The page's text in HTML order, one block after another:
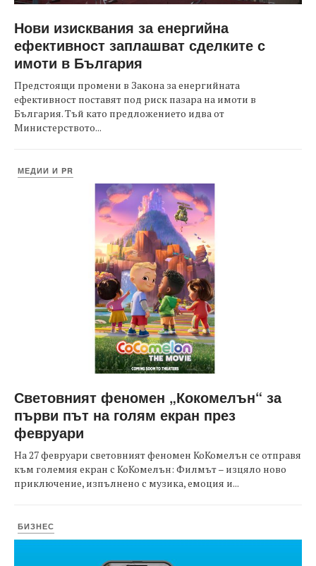
Нови изисквания за енергийна
ефективност заплашват сделките с
имоти в България
Предстоящи промени в Закона за енергийната
ефективност поставят под риск пазара на имоти в
България. Тъй като предложението идва от
Министерството...
МЕДИИ И PR
Световният феномен „Кокомелън“ за
първи път на голям екран през
февруари
На 27 февруари световният феномен КоКомелън се отправя
към големия екран с КоКомелън: Филмът – изцяло ново
приключение, изпълнено с музика, емоция и...
БИЗНЕС